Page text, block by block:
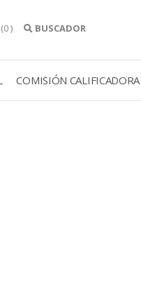
(0 ) BUSCADOR
COMISIÓN CALIFICADORA